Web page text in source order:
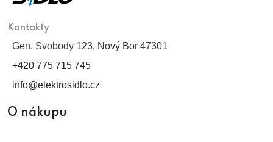
Kontakty
Gen. Svobody 123, Nový Bor 47301
+420 775 715 745
info@elektrosidlo.cz
O nákupu